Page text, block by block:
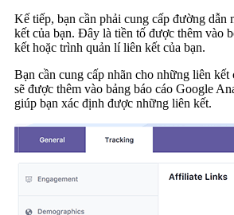
Kế tiếp, bạn cần phải cung cấp đường dẫn
kết của bạn. Đây là tiền tố được thêm vào
kết hoặc trình quản lí liên kết của bạn.
Bạn cần cung cấp nhãn cho những liên
sẽ được thêm vào bảng báo cáo Google
giúp bạn xác định được những liên kết.